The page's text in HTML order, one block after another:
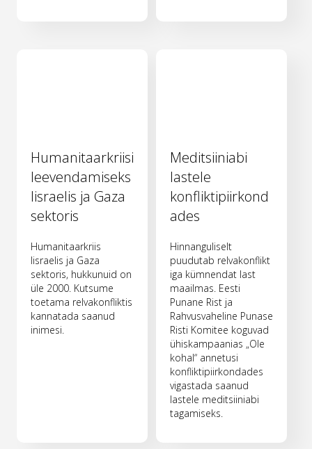
Humanitaarkriisi
leevendamiseks
Iisraelis ja Gaza
sektoris
Humanitaarkriis
Iisraelis ja Gaza
sektoris, hukkunuid on
üle 2000. Kutsume
toetama relvakonfliktis
kannatada saanud
inimesi.
Meditsiiniabi
lastele
konfliktipiirkond
ades
Hinnanguliselt
puudutab relvakonflikt
iga kümnendat last
maailmas. Eesti
Punane Rist ja
Rahvusvaheline Punase
Risti Komitee koguvad
ühiskampaanias „Ole
kohal“ annetusi
konfliktipiirkondades
vigastada saanud
lastele meditsiiniabi
tagamiseks.